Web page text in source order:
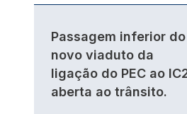
Passagem inferior do
novo viaduto da
ligação do PEC ao
aberta ao trânsito.